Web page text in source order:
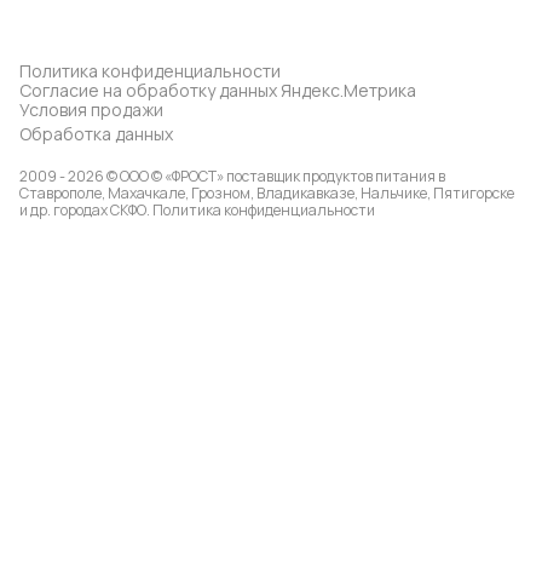
Политика конфиденциальности
Согласие на обработку данных Яндекс.Метрика
Условия продажи
Обработка данных
2009 - 2026 © ООО © «ФРОСТ» поставщик продуктов питания в
Ставрополе, Махачкале, Грозном, Владикавказе, Нальчике, Пятигорске
и др. городах СКФО. Политика конфиденциальности